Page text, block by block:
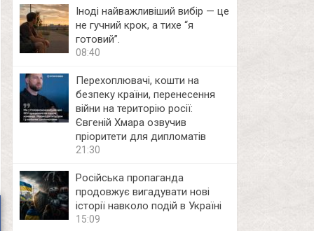
Іноді найважливіший вибір — це
не гучний крок, а тихе “я
готовий”.
08:40
Перехоплювачі, кошти на
безпеку країни, перенесення
війни на територію росії:
Євгеній Хмара озвучив
пріоритети для дипломатів
21:30
Російська пропаганда
продовжує вигадувати нові
історії навколо подій в Україні
15:09